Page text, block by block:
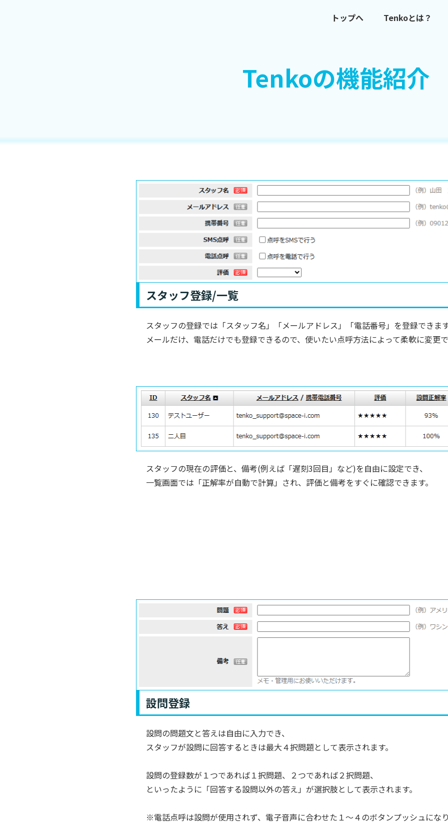
トップへ Tenkoとは？
Tenkoの機能紹介
スタッフ登録/一覧
スタッフの登録では「スタッフ名」「メールアドレス」「電話番号」を登録できま
メールだけ、電話だけでも登録できるので、使いたい点呼方法によって柔軟に変更
スタッフの現在の評価と、備考(例えば「遅刻3回目」など)を自由に設定でき、
一覧画面では「正解率が自動で計算」され、評価と備考をすぐに確認できます。
設問登録
設問の問題文と答えは自由に入力でき、
スタッフが設問に回答するときは最大４択問題として表示されます。
設問の登録数が１つであれば１択問題、２つであれば２択問題、
といったように「回答する設問以外の答え」が選択肢として表示されます。
※電話点呼は設問が使用されず、電子音声に合わせた１～４のボタンプッシュにな